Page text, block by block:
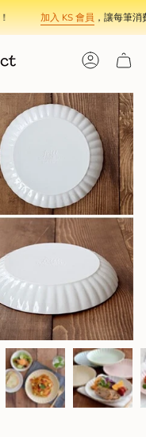
加入 KS 會員，讓每筆消費
Account